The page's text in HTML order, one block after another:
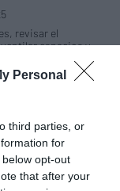
Personal
third parties, or
for
opt-out
that after your
revisar el
espacios y
Redacción